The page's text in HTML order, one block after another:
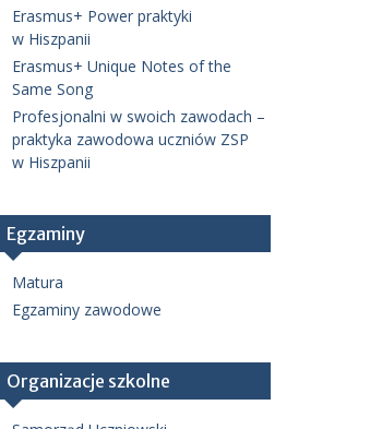
Erasmus+ Power praktyki
w Hiszpanii
Erasmus+ Unique Notes of the
Same Song
Profesjonalni w swoich zawodach –
praktyka zawodowa uczniów ZSP
w Hiszpanii
Egzaminy
Matura
Egzaminy zawodowe
Organizacje szkolne